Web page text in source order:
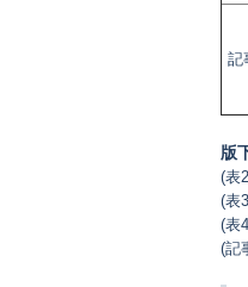
記
版
(表
(表
(表
(記